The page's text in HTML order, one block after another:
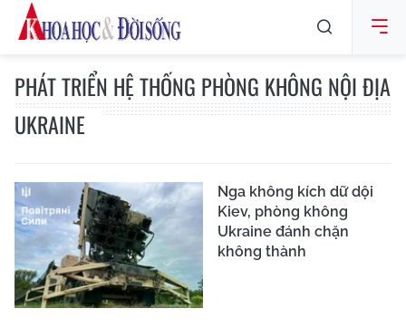
PHÁT TRIỂN HỆ THỐNG PHÒNG KHÔNG NỘI ĐỊA
UKRAINE
Nga không kích dữ dội
Kiev, phòng không
Ukraine đánh chặn
không thành